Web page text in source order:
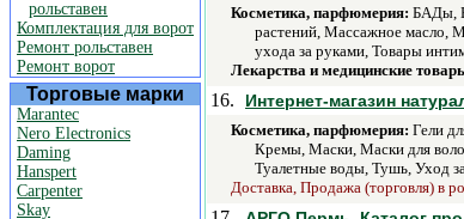
рольставен
Комплектация для ворот
Ремонт рольставен
Ремонт ворот
Торговые марки
Marantec
Nero Electronics
Daming
Hanspert
Carpenter
Skay
Косметика, парфюмерия: БАДы,
растений, Массажное масло,
ухода за руками, Товары
Лекарства и медицинские
16. Интернет-магазин
Косметика, парфюмерия: Гели
Кремы, Маски, Маски для
Туалетные воды, Тушь, Уход
Доставка, Продажа (торговля) в